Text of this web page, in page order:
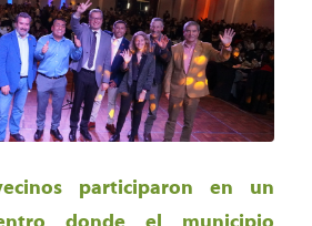
participaron en un